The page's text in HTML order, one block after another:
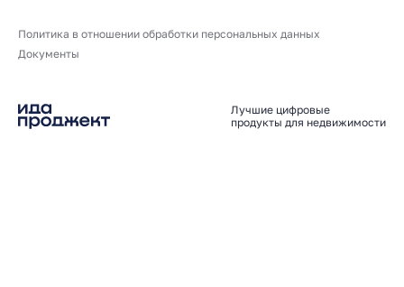
Политика в отношении обработки персональных данных
Документы
Лучшие цифровые
продукты для недвижимости